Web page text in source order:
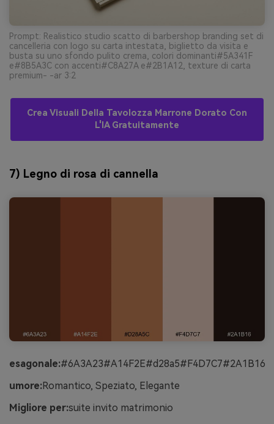
Prompt: Realistico studio scatto di barbershop branding set di
cancelleria con logo su carta intestata, biglietto da visita e
busta su uno sfondo pulito crema, colori dominanti#5A341F
e#8B5A3C con accenti#C8A27A e#2B1A12, texture di carta
premium- -ar 3:2
Crea Visuali Della Tavolozza Marrone Dorato Con
L'IA Gratuitamente
7) Legno di rosa di cannella
esagonale:#6A3A23#A14F2E#d28a5#F4D7C7#2A1B16
umore:Romantico, Speziato, Elegante
Migliore per:suite invito matrimonio